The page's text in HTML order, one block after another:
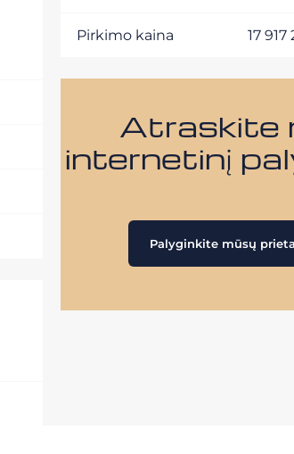
Pirkimo kaina 17
Atraskite
internetinį
Palyginkite mūsų